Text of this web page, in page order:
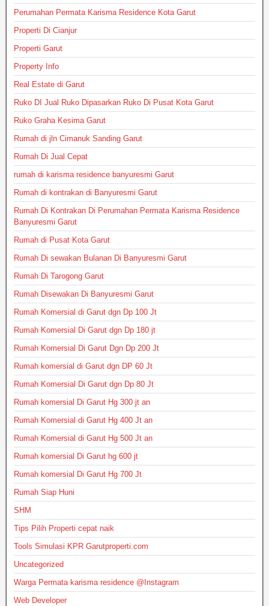
Perumahan Permata Karisma Residence Kota Garut
Properti Di Cianjur
Properti Garut
Property Info
Real Estate di Garut
Ruko DI Jual Ruko Dipasarkan Ruko Di Pusat Kota Garut
Ruko Graha Kesima Garut
Rumah di jln Cimanuk Sanding Garut
Rumah Di Jual Cepat
rumah di karisma residence banyuresmi Garut
Rumah di kontrakan di Banyuresmi Garut
Rumah Di Kontrakan Di Perumahan Permata Karisma Residence
Banyuresmi Garut
Rumah di Pusat Kota Garut
Rumah Di sewakan Bulanan Di Banyuresmi Garut
Rumah Di Tarogong Garut
Rumah Disewakan Di Banyuresmi Garut
Rumah Komersial di Garut dgn Dp 100 Jt
Rumah Komersial Di Garut dgn Dp 180 jt
Rumah Komersial Di Garut Dgn Dp 200 Jt
Rumah komersial di Garut dgn DP 60 Jt
Rumah Komersial Di Garut dgn Dp 80 Jt
Rumah komersial Di Garut Hg 300 jt an
Rumah Komersial di Garut Hg 400 Jt an
Rumah Komersial di Garut Hg 500 Jt an
Rumah komersial Di Garut hg 600 jt
Rumah komersial Di Garut Hg 700 Jt
Rumah Siap Huni
SHM
Tips Pilih Properti cepat naik
Tools Simulasi KPR Garutproperti.com
Uncategorized
Warga Permata karisma residence @Instagram
Web Developer